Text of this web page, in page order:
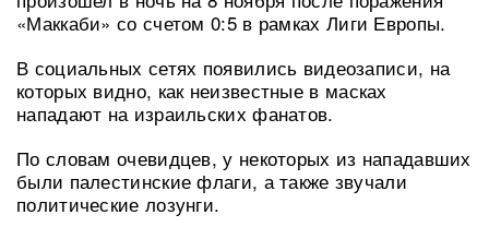
«Маккаби» со счетом 0:5 в рамках Лиги Европы.
В социальных сетях появились видеозаписи, на
которых видно, как неизвестные в масках
нападают на израильских фанатов.
По словам очевидцев, у некоторых из нападавших
были палестинские флаги, а также звучали
политические лозунги.